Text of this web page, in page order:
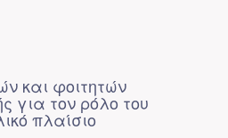
και φοιτητών
για τον ρόλο του
πλαίσιο